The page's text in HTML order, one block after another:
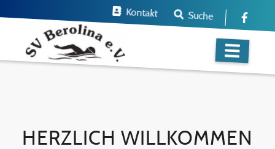
Kontakt Suche
HERZLICH WILLKOMMEN